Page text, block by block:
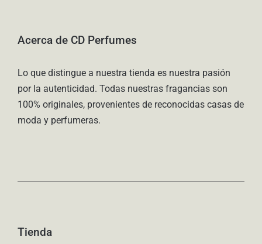
Acerca de CD Perfumes
Lo que distingue a nuestra tienda es nuestra pasión
por la autenticidad. Todas nuestras fragancias son
100% originales, provenientes de reconocidas casas de
moda y perfumeras.
Tienda